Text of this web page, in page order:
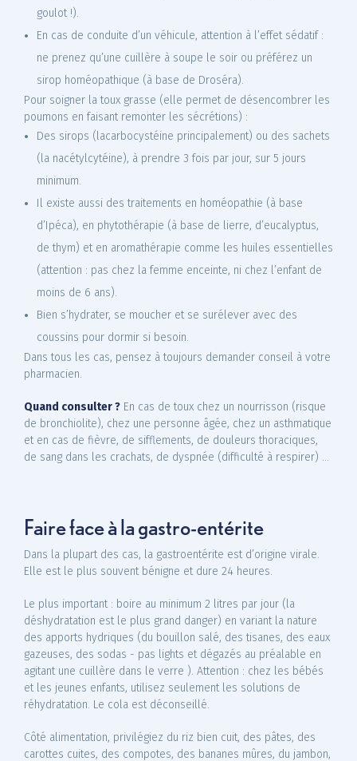
goulot !).
En cas de conduite d’un véhicule, attention à l’effet sédatif :
ne prenez qu’une cuillère à soupe le soir ou préférez un
sirop homéopathique (à base de Droséra).
Pour soigner la toux grasse (elle permet de désencombrer les
poumons en faisant remonter les sécrétions) :
Des sirops (lacarbocystéine principalement) ou des sachets
(la nacétylcytéine), à prendre 3 fois par jour, sur 5 jours
minimum.
Il existe aussi des traitements en homéopathie (à base
d’Ipéca), en phytothérapie (à base de lierre, d’eucalyptus,
de thym) et en aromathérapie comme les huiles essentielles
(attention : pas chez la femme enceinte, ni chez l’enfant de
moins de 6 ans).
Bien s’hydrater, se moucher et se surélever avec des
coussins pour dormir si besoin.
Dans tous les cas, pensez à toujours demander conseil à votre
pharmacien.
Quand consulter ? En cas de toux chez un nourrisson (risque
de bronchiolite), chez une personne âgée, chez un asthmatique
et en cas de fièvre, de sifflements, de douleurs thoraciques,
de sang dans les crachats, de dyspnée (difficulté à respirer) …
Faire face à la gastro-entérite
Dans la plupart des cas, la gastroentérite est d’origine virale.
Elle est le plus souvent bénigne et dure 24 heures.
Le plus important : boire au minimum 2 litres par jour (la
déshydratation est le plus grand danger) en variant la nature
des apports hydriques (du bouillon salé, des tisanes, des eaux
gazeuses, des sodas - pas lights et dégazés au préalable en
agitant une cuillère dans le verre ). Attention : chez les bébés
et les jeunes enfants, utilisez seulement les solutions de
réhydratation. Le cola est déconseillé.
Côté alimentation, privilégiez du riz bien cuit, des pâtes, des
carottes cuites, des compotes, des bananes mûres, du jambon,